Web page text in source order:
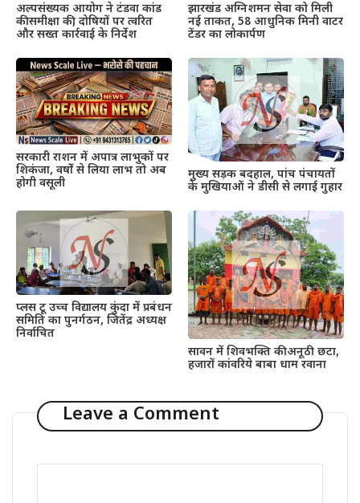
अल्पसंख्यक आयोग ने टंडवा कांड
की समीक्षा की, दोषियों पर त्वरित
और सख्त कार्रवाई के निर्देश
झारखंड अग्निशमन सेवा को मिली
नई ताकत, 58 आधुनिक मिनी वाटर
टेंडर का लोकार्पण
सरकारी राशन में अपात्र लाभुकों पर
शिकंजा, वर्षों से लिया लाभ तो अब
होगी वसूली
मुख्य सड़क बदहाल, पांच पंचायतों
के मुखियाओं ने डीसी से लगाई गुहार
प्लस टू उच्च विद्यालय कुंदा में प्रबंधन
समिति का पुनर्गठन, जितेंद्र अध्यक्ष
निर्वाचित
सावन में शिवभक्ति की अनूठी छटा,
हजारों कांवरिये बाबा धाम रवाना
Leave a Comment